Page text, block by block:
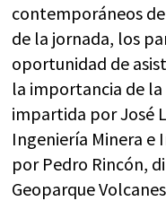
contemporáneos
de la jornada, los
oportunidad de
la importancia de
impartida por José
Ingeniería Minera e
por Pedro Rincón,
Geoparque